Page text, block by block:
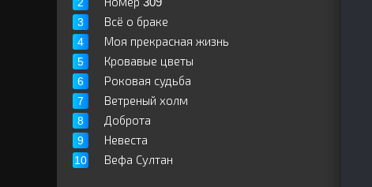
Всё о браке
Моя прекрасная жизнь
Кровавые цветы
Роковая судьба
Ветреный холм
Доброта
Невеста
Вефа Султан